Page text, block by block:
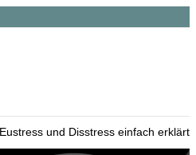
Eustress und Disstress einfach erklärt